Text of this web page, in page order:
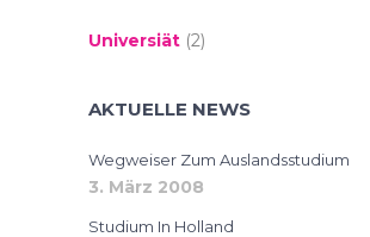
Universiät (2)
AKTUELLE NEWS
Wegweiser Zum Auslandsstudium
3. März 2008
Studium In Holland